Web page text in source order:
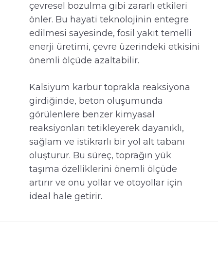
çevresel bozulma gibi zararlı etkileri
önler. Bu hayati teknolojinin entegre
edilmesi sayesinde, fosil yakıt temelli
enerji üretimi, çevre üzerindeki etkisini
önemli ölçüde azaltabilir.
Kalsiyum karbür toprakla reaksiyona
girdiğinde, beton oluşumunda
görülenlere benzer kimyasal
reaksiyonları tetikleyerek dayanıklı,
sağlam ve istikrarlı bir yol alt tabanı
oluşturur. Bu süreç, toprağın yük
taşıma özelliklerini önemli ölçüde
artırır ve onu yollar ve otoyollar için
ideal hale getirir.